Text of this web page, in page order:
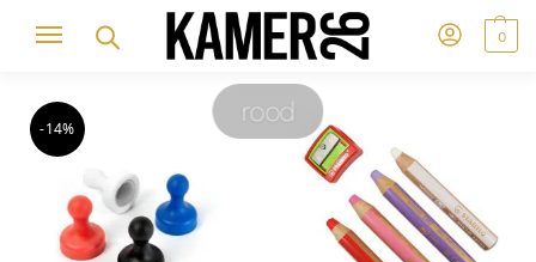
0
rood
-14%